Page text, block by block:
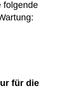
folgende
für die